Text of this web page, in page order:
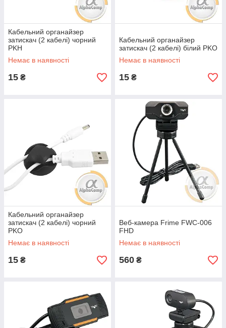
Кабельний органайзер
затискач (2 кабелі) чорний
PKH
Немає в наявності
15 ₴
Кабельний органайзер
затискач (2 кабелі) білий PKO
Немає в наявності
15 ₴
Кабельний органайзер
затискач (2 кабелі) чорний
PKO
Немає в наявності
15 ₴
Веб-камера Frime FWC-006
FHD
Немає в наявності
560 ₴